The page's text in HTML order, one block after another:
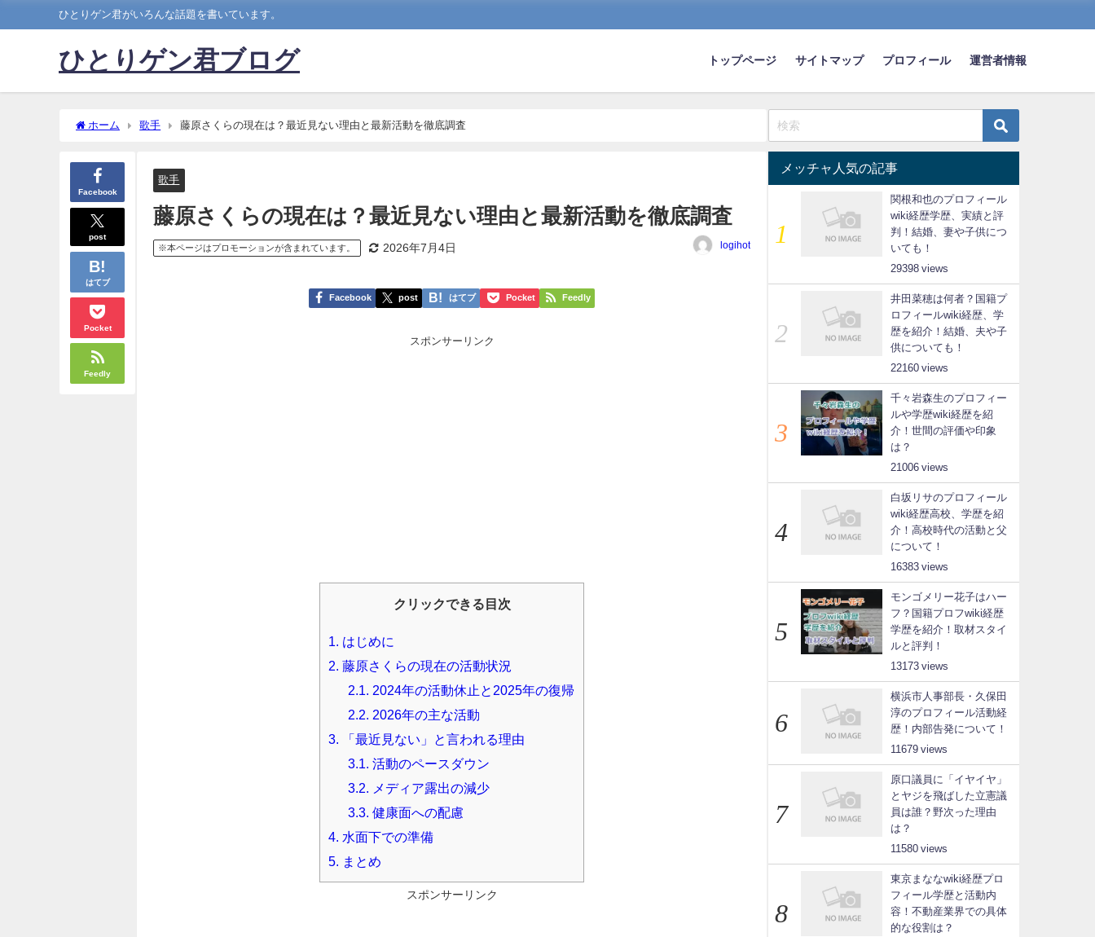
ひとりゲン君がいろんな話題を書いています。
ひとりゲン君ブログ トップページ サイトマップ プロフィール 運営者情報
ホーム 歌手 藤原さくらの現在は？最近見ない理由と最新活動を徹底調査
Facebook
post
はてブ
Pocket
Feedly
歌手
藤原さくらの現在は？最近見ない理由と最新活動を徹底調査
※本ページはプロモーションが含まれています。 2026年7月4日 logihot
Facebook post はてブ Pocket Feedly
スポンサーリンク
クリックできる目次
1.
はじめに
2. 藤原さくらの現在の活動状況
2.1.
2024年の活動休止と2025年の復帰
2.2.
2026年の主な活動
3.
「最近見ない」と言われる理由
3.1.
活動のペースダウン
3.2.
メディア露出の減少
3.3. 健康面への配慮
4. 水面下での準備
5.
まとめ
スポンサーリンク
メッチャ人気の記事
関根和也のプロフィール
wiki経歴学歴、実績と評
判！結婚、妻や子供につ
いても！
29398
井田菜穂は何者？国籍プ
ロフィールwiki経歴、学
歴を紹介！結婚、夫や子
供についても！
22160
千々岩森生のプロフィー
ルや学歴wiki経歴を紹
介！世間の評価や印象
は？
21006
白坂リサのプロフィール
wiki経歴高校、学歴を紹
介！高校時代の活動と父
について！
16383
モンゴメリー花子はハー
フ？国籍プロフwiki経歴
学歴を紹介！取材スタイ
ルと評判！
13173
横浜市人事部長・久保田
淳のプロフィール活動経
歴！内部告発について！
11679
原口議員に「イヤイヤ」
とヤジを飛ばした立憲議
員は誰？野次った理由
は？
11580
東京まななwiki経歴プロ
フィール学歴と活動内
容！不動産業界での具体
的な役割は？